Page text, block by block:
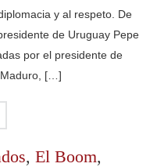
y al respeto. De
de Uruguay Pepe
por el presidente de
Maduro, […]
, El Boom,